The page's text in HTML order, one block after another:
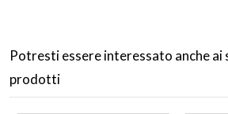
Potresti essere interessato anche ai
prodotti